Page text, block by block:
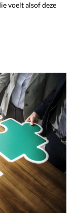
voelt alsof deze